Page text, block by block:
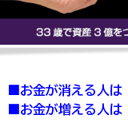
■お金が消える人は
■お金が増える人は